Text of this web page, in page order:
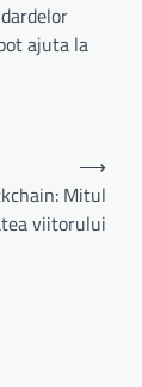
ajuta la
Mitul
viitorului
⟶